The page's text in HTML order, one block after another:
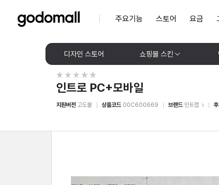
주요기능 스토어 요금
디자인 스토어 쇼핑몰 스킨
인트로 PC+모바일
지원버전 고도몰 상품코드 00C600669 브랜드 민트랩